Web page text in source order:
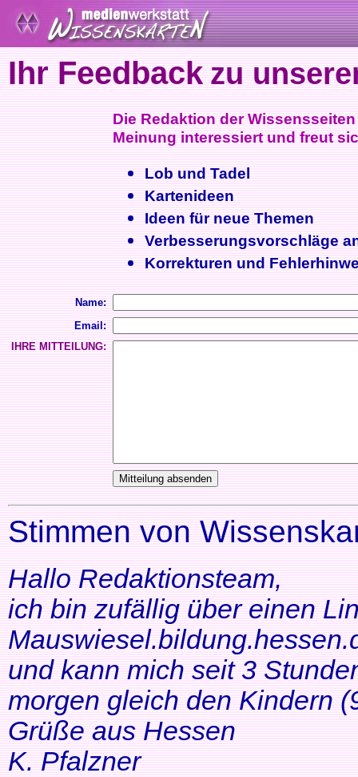
Ihr Feedback zu
Die Redaktion der
Meinung interessiert und freut
Lob und Tadel
Kartenideen
Ideen für neue Themen
Verbesserungsvorschläge
Korrekturen und
Name:
Email:
IHRE MITTEILUNG:
Stimmen von
Hallo Redaktionsteam,
ich bin zufällig über einen
und kann mich seit 3
morgen gleich den Kindern
Grüße aus Hessen
K. Pfalzner